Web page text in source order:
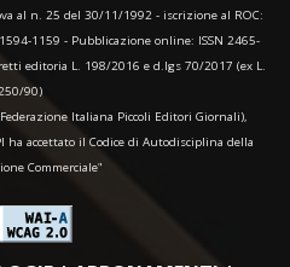
al n. 25 del 30/11/1992 - iscrizione al ROC:
1159 - Pubblicazione online: ISSN 2465-
editoria L. 198/2016 e d.lgs 70/2017 (ex L.
90)
Italiana Piccoli Editori Giornali),
ha accettato il Codice di Autodisciplina della
Commerciale"